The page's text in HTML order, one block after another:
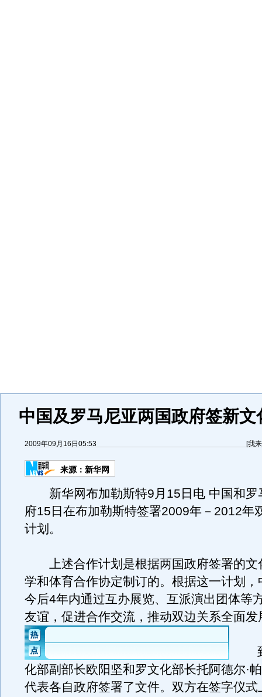
中国及罗马尼亚两国政府签新文
2009年09月16日05:53 [我
来源： 新华网
新华网布加勒斯特9月15日电 中国和罗
府15日在布加勒斯特签署2009年－2012年
计划。
上述合作计划是根据两国政府签署的文
学和体育合作协定制订的。根据这一计划，
今后4年内通过互办展览、互派演出团体等
友谊，促进合作交流，推动双边关系全面发
到
化部副部长欧阳坚和罗文化部长托阿德尔·
代表各自政府签署了文件。双方在签字仪式